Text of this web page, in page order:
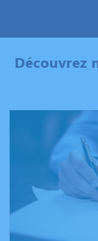
Découvrez